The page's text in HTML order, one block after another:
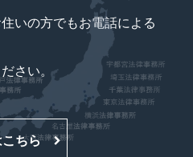
いの方でもお電話による
さい。
ちら